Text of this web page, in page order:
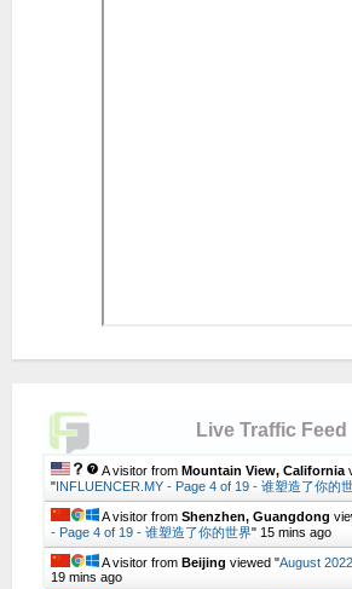
Live Traffic Feed
A visitor from Mountain View, California
" INFLUENCER.MY - Page 4 of 19 - 谁塑造了你的
A visitor from Shenzhen, Guangdong
- Page 4 of 19 - 谁塑造了你的世界" 15 mins ago
A visitor from Beijing viewed "August
19 mins ago